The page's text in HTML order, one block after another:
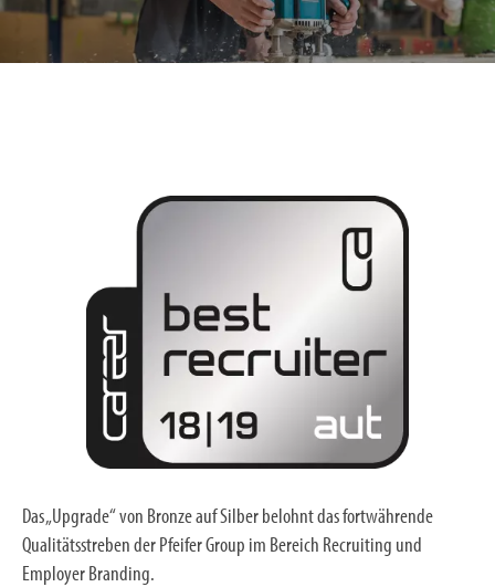
Das „Upgrade“ von Bronze auf Silber belohnt das fortwährende
Qualitätsstreben der Pfeifer Group im Bereich Recruiting und
Employer Branding.